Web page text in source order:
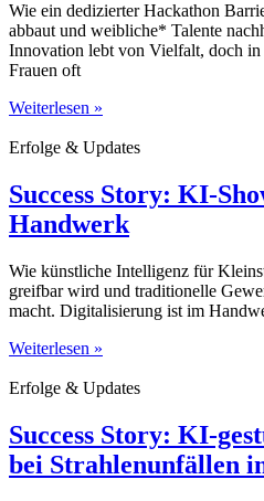
Wie ein dedizierter Hackathon
abbaut und weibliche* Talente
Innovation lebt von Vielfalt, doch
Frauen oft
Weiterlesen »
Erfolge & Updates
Success Story: KI-
Handwerk
Wie künstliche Intelligenz für
greifbar wird und traditionelle
macht. Digitalisierung ist im
Weiterlesen »
Erfolge & Updates
Success Story: KI-
bei Strahlenunfällen